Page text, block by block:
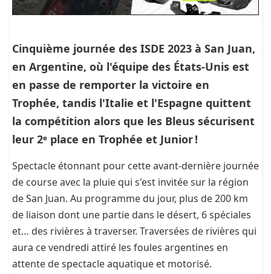
Cinquième journée des ISDE 2023 à San Juan,
en Argentine, où l'équipe des États-Unis est
en passe de remporter la victoire en
Trophée, tandis l'Italie et l'Espagne quittent
la compétition alors que les Bleus sécurisent
leur 2ᵉ place en Trophée et Junior !
Spectacle étonnant pour cette avant-dernière journée
de course avec la pluie qui s'est invitée sur la région
de San Juan. Au programme du jour, plus de 200 km
de liaison dont une partie dans le désert, 6 spéciales
et… des rivières à traverser. Traversées de rivières qui
aura ce vendredi attiré les foules argentines en
attente de spectacle aquatique et motorisé.